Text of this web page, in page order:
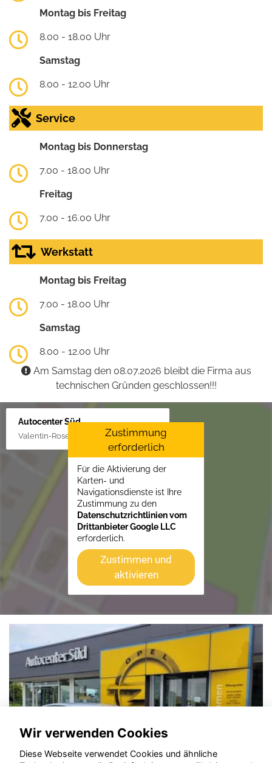
Montag bis Freitag
8.00 - 18.00 Uhr
Samstag
8.00 - 12.00 Uhr
Service
Montag bis Donnerstag
7.00 - 18.00 Uhr
Freitag
7.00 - 16.00 Uhr
Werkstatt
Montag bis Freitag
7.00 - 18.00 Uhr
Samstag
8.00 - 12.00 Uhr
Am Samstag den 08.07.2026 bleibt die Firma aus
technischen Gründen geschlossen!!!
Autocenter Süd
Valentin-Rose-Str. 3, 16816 Neuruppin
Zustimmung
erforderlich
Für die Aktivierung der
Karten- und
Navigationsdienste ist Ihre
Zustimmung zu den
Datenschutzrichtlinien vom
Drittanbieter Google LLC
erforderlich.
Zustimmen und
aktivieren
Wir verwenden Cookies
Diese Webseite verwendet Cookies und ähnliche